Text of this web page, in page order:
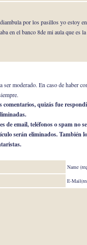
por los pasillos yo estoy
en el banco 8de mi aula que es
moderado. En caso de haber
quizás fue
de email, teléfonos o spam no
serán eliminados. También
Name
E-